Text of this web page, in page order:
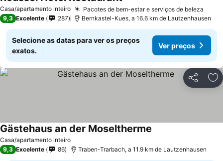
Casa/apartamento inteiro Pacotes de bem-estar e serviços de beleza
9,3 Excelente 287 Bernkastel-Kues, a 16.6 km de Lautzenhausen
Selecione as datas para ver os preços
exatos.
Ver preços
Partilhar
Casa/apartamento inteiro
Gästehaus an der Moseltherme
9,3 Excelente 86 Traben-Trarbach, a 11.9 km de Lautzenhausen